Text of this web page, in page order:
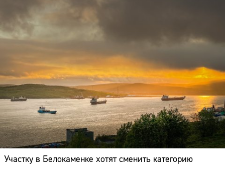
Участку в Белокаменке хотят сменить категорию